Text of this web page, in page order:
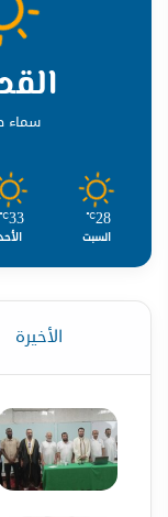
سماء
28
℃
السبت
33
℃
الأخيرة